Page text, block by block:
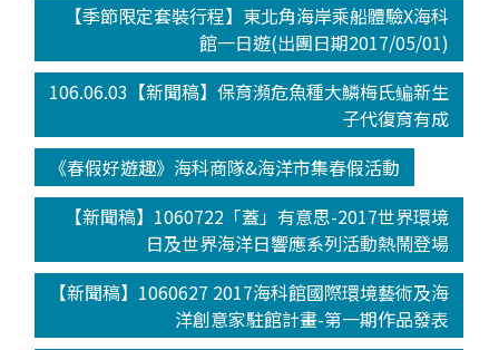
【季節限定套裝行程】東北角海岸乘船體驗X海科
館一日遊(出團日期2017/05/01)
106.06.03【新聞稿】保育瀕危魚種大鱗梅氏鳊新生
子代復育有成
《春假好遊趣》海科商隊&海洋市集春假活動
【新聞稿】1060722「蓋」有意思-2017世界環境
日及世界海洋日響應系列活動熱鬧登場
【新聞稿】1060627 2017海科館國際環境藝術及海
洋創意家駐館計畫-第一期作品發表